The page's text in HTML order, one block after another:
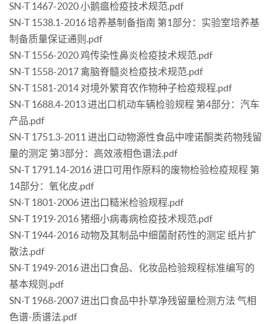
SN-T 1467-2020 小鹅瘟检疫技术规范.pdf
SN-T 1538.1-2016 培养基制备指南 第1部分：实验室培养基
制备质量保证通则.pdf
SN-T 1556-2020 鸡传染性鼻炎检疫技术规范.pdf
SN-T 1558-2017 禽脑脊髓炎检疫技术规范.pdf
SN-T 1581-2014 对境外繁育农作物种子检疫规程.pdf
SN-T 1688.4-2013 进出口机动车辆检验规程 第4部分：汽车
产品.pdf
SN-T 1751.3-2011 进出口动物源性食品中喹诺酮类药物残留
量的测定 第3部分：高效液相色谱法.pdf
SN-T 1791.14-2016 进口可用作原料的废物检验检疫规程 第
14部分：氧化皮.pdf
SN-T 1801-2006 进出口糙米检验规程.pdf
SN-T 1919-2016 猪细小病毒病检疫技术规范.pdf
SN-T 1944-2016 动物及其制品中细菌耐药性的测定 纸片扩
散法.pdf
SN-T 1949-2016 进出口食品、化妆品检验规程标准编写的
基本规则.pdf
SN-T 1968-2007 进出口食品中扑草净残留量检测方法 气相
色谱-质谱法.pdf